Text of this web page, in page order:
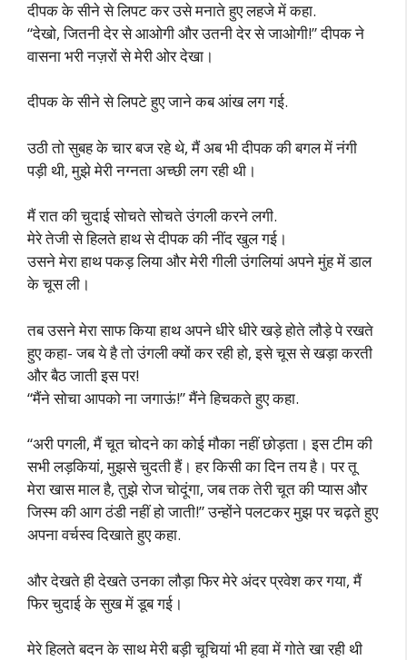
दीपक के सीने से लिपट कर उसे मनाते हुए लहजे में कहा.
“देखो, जितनी देर से आओगी और उतनी देर से जाओगी!” दीपक ने
वासना भरी नज़रों से मेरी ओर देखा।
दीपक के सीने से लिपटे हुए जाने कब आंख लग गई.
उठी तो सुबह के चार बज रहे थे, मैं अब भी दीपक की बगल में नंगी
पड़ी थी, मुझे मेरी नग्नता अच्छी लग रही थी।
मैं रात की चुदाई सोचते सोचते उंगली करने लगी.
मेरे तेजी से हिलते हाथ से दीपक की नींद खुल गई।
उसने मेरा हाथ पकड़ लिया और मेरी गीली उंगलियां अपने मुंह में डाल
के चूस ली।
तब उसने मेरा साफ किया हाथ अपने धीरे धीरे खड़े होते लौड़े पे रखते
हुए कहा- जब ये है तो उंगली क्यों कर रही हो, इसे चूस से खड़ा करती
और बैठ जाती इस पर!
“मैंने सोचा आपको ना जगाऊं!” मैंने हिचकते हुए कहा.
“अरी पगली, मैं चूत चोदने का कोई मौका नहीं छोड़ता। इस टीम की
सभी लड़कियां, मुझसे चुदती हैं। हर किसी का दिन तय है। पर तू
मेरा खास माल है, तुझे रोज चोदूंगा, जब तक तेरी चूत की प्यास और
जिस्म की आग ठंडी नहीं हो जाती!” उन्होंने पलटकर मुझ पर चढ़ते हुए
अपना वर्चस्व दिखाते हुए कहा.
और देखते ही देखते उनका लौड़ा फिर मेरे अंदर प्रवेश कर गया, मैं
फिर चुदाई के सुख में डूब गई।
मेरे हिलते बदन के साथ मेरी बड़ी चूचियां भी हवा में गोते खा रही थी